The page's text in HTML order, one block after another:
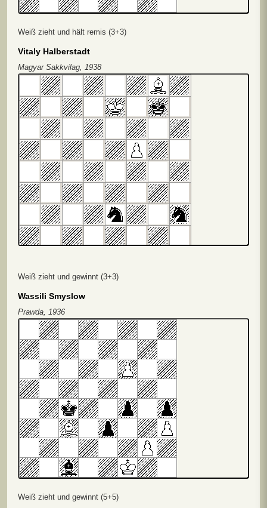
Weiß zieht und hält remis (3+3)
Vitaly Halberstadt
Magyar Sakkvilag, 1938
Weiß zieht und gewinnt (3+3)
Wassili Smyslow
Prawda, 1936
Weiß zieht und gewinnt (5+5)